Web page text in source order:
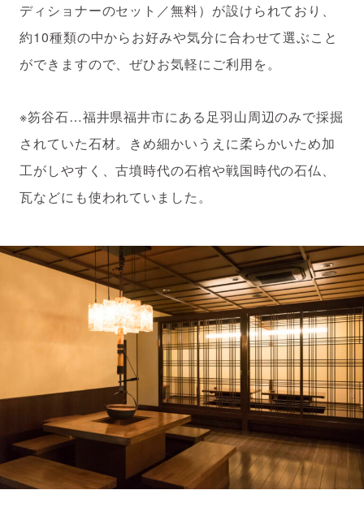
ディショナーのセット／無料）が設けられており、
約10種類の中からお好みや気分に合わせて選ぶこと
ができますので、ぜひお気軽にご利用を。
※笏谷石…福井県福井市にある足羽山周辺のみで採掘
されていた石材。きめ細かいうえに柔らかいため加
工がしやすく、古墳時代の石棺や戦国時代の石仏、
瓦などにも使われていました。